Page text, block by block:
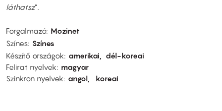
láthatsz”.
Forgalmazó Mozinet
Színes Színes
Készítő országok
amerikai
dél-koreai
Felirat nyelvek
magyar
Szinkron nyelvek
angol koreai